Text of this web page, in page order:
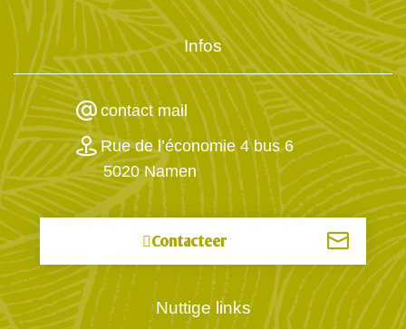
Infos
contact mail
Rue de l’économie 4 bus 6
5020 Namen
Contacteer
Nuttige links